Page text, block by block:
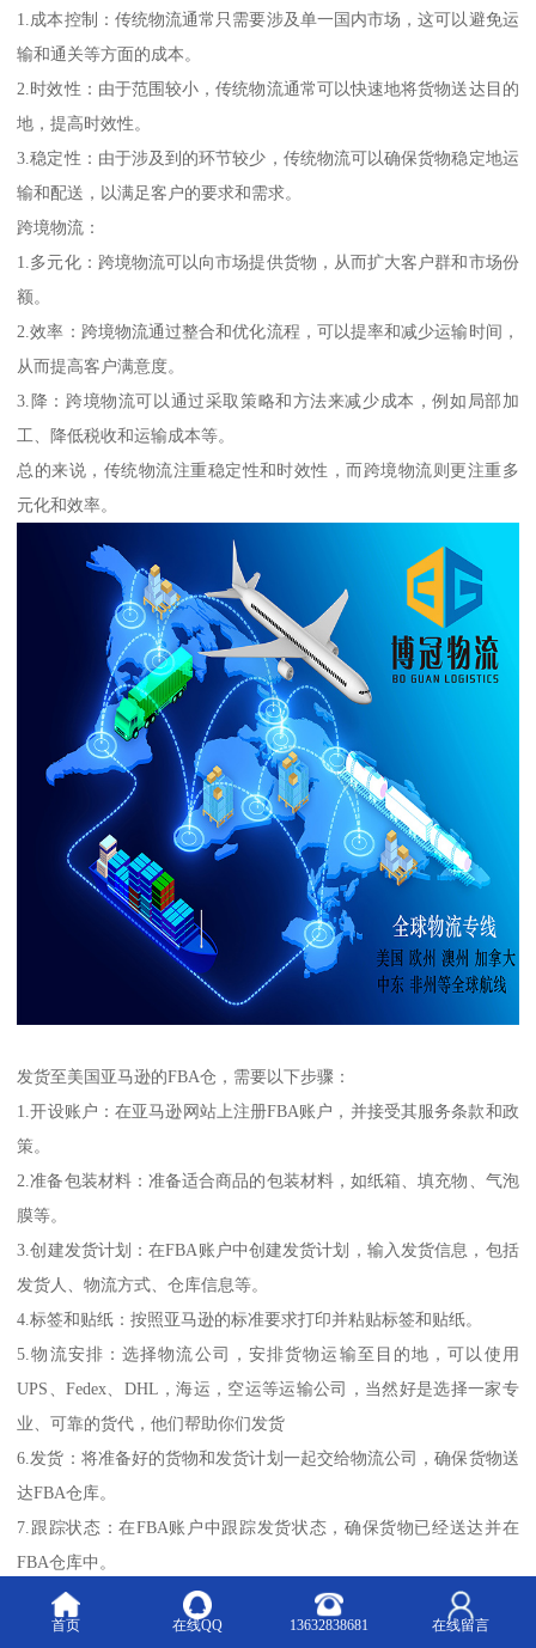
1.成本控制：传统物流通常只需要涉及单一国内市场，这可以避免运
输和通关等方面的成本。
2.时效性：由于范围较小，传统物流通常可以快速地将货物送达目的
地，提高时效性。
3.稳定性：由于涉及到的环节较少，传统物流可以确保货物稳定地运
输和配送，以满足客户的要求和需求。
跨境物流：
1.多元化：跨境物流可以向市场提供货物，从而扩大客户群和市场份
额。
2.效率：跨境物流通过整合和优化流程，可以提率和减少运输时间，
从而提高客户满意度。
3.降：跨境物流可以通过采取策略和方法来减少成本，例如局部加
工、降低税收和运输成本等。
总的来说，传统物流注重稳定性和时效性，而跨境物流则更注重多
元化和效率。
发货至美国亚马逊的FBA仓，需要以下步骤：
1.开设账户：在亚马逊网站上注册FBA账户，并接受其服务条款和政
策。
2.准备包装材料：准备适合商品的包装材料，如纸箱、填充物、气泡
膜等。
3.创建发货计划：在FBA账户中创建发货计划，输入发货信息，包括
发货人、物流方式、仓库信息等。
4.标签和贴纸：按照亚马逊的标准要求打印并粘贴标签和贴纸。
5.物流安排：选择物流公司，安排货物运输至目的地，可以使用
UPS、Fedex、DHL，海运，空运等运输公司，当然好是选择一家专
业、可靠的货代，他们帮助你们发货
6.发货：将准备好的货物和发货计划一起交给物流公司，确保货物送
达FBA仓库。
7.跟踪状态：在FBA账户中跟踪发货状态，确保货物已经送达并在
FBA仓库中。
以上是从中国发货至美国亚马逊的FBA仓的基本步骤，具体操作需要
根据实际情况进行。
首页 在线QQ 13632838681 在线留言